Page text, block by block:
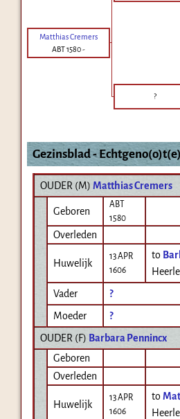
Matthias Cremers
ABT 1580-
?
Gezinsblad - Echtgeno(o)t(e)
OUDER (M) Matthias Cremers
Geboren
ABT
1580
Overleden
Huwelijk
13 APR
1606
to
Vader
?
Moeder
?
OUDER (F) Barbara Pennincx
Geboren
Overleden
Huwelijk
13 APR
1606
to